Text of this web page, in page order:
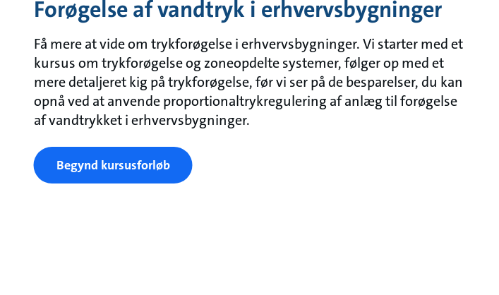
Forøgelse af vandtryk i erhvervsbygninger
Få mere at vide om trykforøgelse i erhvervsbygninger. Vi starter med et
kursus om trykforøgelse og zoneopdelte systemer, følger op med et
mere detaljeret kig på trykforøgelse, før vi ser på de besparelser, du kan
opnå ved at anvende proportionaltrykregulering af anlæg til forøgelse
af vandtrykket i erhvervsbygninger.
Begynd kursusforløb